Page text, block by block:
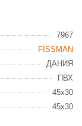
7967
FISSMAN
ДАНИЯ
ПВХ
45x30
45x30